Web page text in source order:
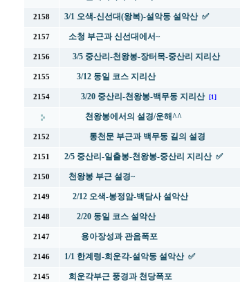
2158 3/1 오색-신선대(왕복)-설악동 설악산 ✅
2157 소청 부근과 신선대에서~
2156 3/5 중산리-천왕봉-장터목-중산리 지리산
2155 3/12 동일 코스 지리산
2154 3/20 중산리-천왕봉-백무동 지리산 [1]
천왕봉에서의 설경/운해^^
2152 통천문 부근과 백무동 길의 설경
2151 2/5 중산리-일출봉-천왕봉-중산리 지리산 ✅
2150 천왕봉 부근 설경~
2149 2/12 오색-봉정암-백담사 설악산
2148 2/20 동일 코스 설악산
2147 용아장성과 관음폭포
2146 1/1 한계령-희운각-설악동 설악산 ✅
2145 희운각부근 풍경과 천당폭포